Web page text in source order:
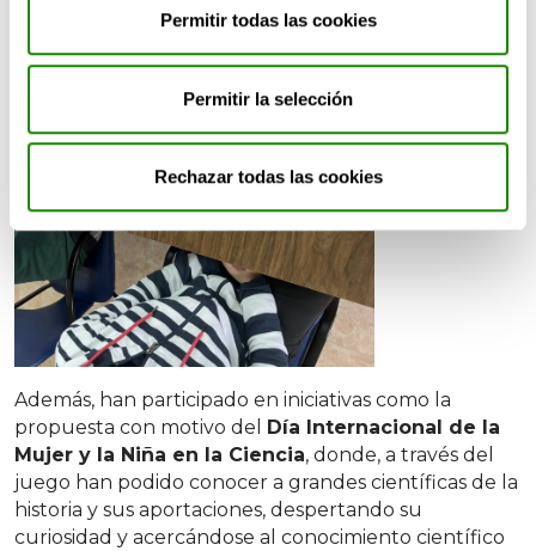
Permitir todas las cookies
Permitir la selección
Rechazar todas las cookies
Además, han participado en iniciativas como la
propuesta con motivo del
Día Internacional de la
Mujer y la Niña en la Ciencia, donde, a través del
juego han podido conocer a grandes científicas de la
historia y sus aportaciones, despertando su
curiosidad y acercándose al conocimiento científico